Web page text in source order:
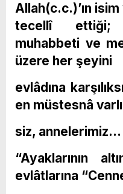
Allah(c.c.)’ın
tecellî ettiği;
muhabbeti ve
üzere her şeyini
evlâdına
en müstesnâ
siz, annelerimiz…
“Ayaklarının
evlâtlarına